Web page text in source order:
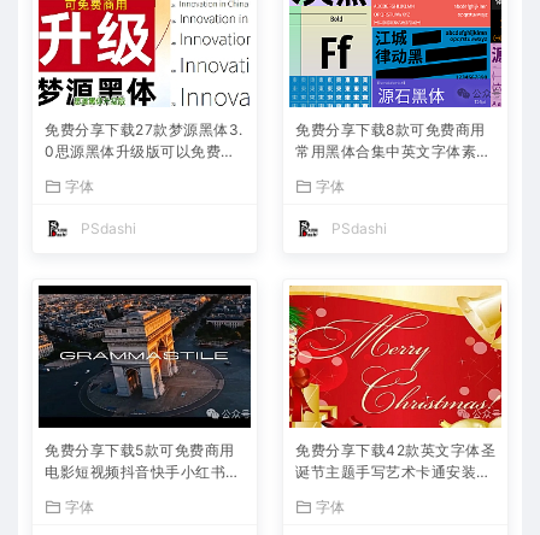
免费分享下载27款梦源黑体3.
0思源黑体升级版可以免费商
必备Win Mac软件工具常用ttf
格式合集
字体
PSdashi
免费分享下载8款可免费商用
常用黑体合集中英文字体素材
计师宣传海报广告ttf格式名称
不侵权短视频自媒体
字体
PSdashi
免费分享下载5款可免费商用
电影短视频抖音快手小红书自
素材库PS大师网平面设计宣
字体
免费分享下载42款英文字体圣
诞节主题手写艺术卡通安装包
te海报宣传册模板节日活动电
字体